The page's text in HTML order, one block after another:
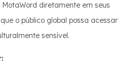
diretamente em seus
o público global possa acessar
sensível.